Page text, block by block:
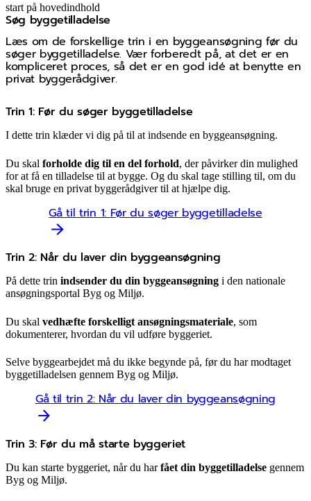
start på hovedindhold
Søg byggetilladelse
Læs om de forskellige trin i en byggeansøgning før du
søger byggetilladelse. Vær forberedt på, at det er en
kompliceret proces, så det er en god idé at benytte en
privat byggerådgiver.
senest opdateret 27. januar 2026
Trin 1: Før du søger byggetilladelse
I dette trin klæder vi dig på til at indsende en byggeansøgning.
Du skal forholde dig til en del forhold, der påvirker din mulighed
for at få en tilladelse til at bygge. Og du skal tage stilling til, om du
skal bruge en privat byggerådgiver til at hjælpe dig.
Gå til trin 1: Før du søger byggetilladelse
Trin 2: Når du laver din byggeansøgning
På dette trin indsender du din byggeansøgning i den nationale
ansøgningsportal Byg og Miljø.
Du skal vedhæfte forskelligt ansøgningsmateriale, som
dokumenterer, hvordan du vil udføre byggeriet.
Selve byggearbejdet må du ikke begynde på, før du har modtaget
byggetilladelsen gennem Byg og Miljø.
Gå til trin 2: Når du laver din byggeansøgning
Trin 3: Før du må starte byggeriet
Du kan starte byggeriet, når du harfået din byggetilladelse gennem
Byg og Miljø.